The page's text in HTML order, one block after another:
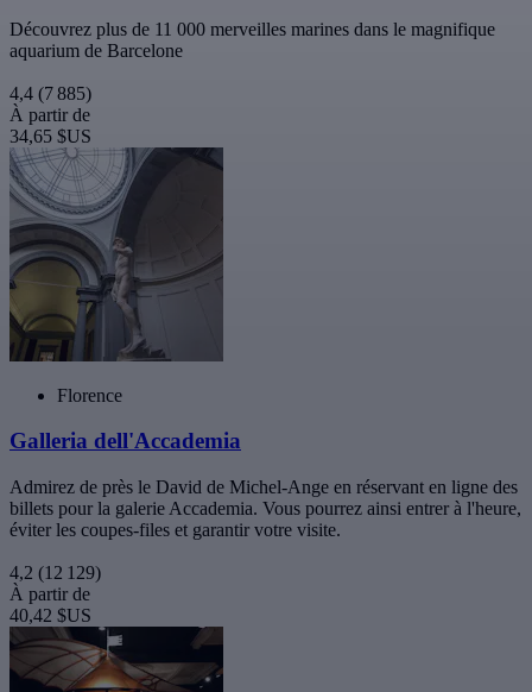
Découvrez plus de 11 000 merveilles marines dans le magnifique
aquarium de Barcelone
4,4 (7 885)
À partir de
34,65 $US
Florence
Galleria dell'Accademia
Admirez de près le David de Michel-Ange en réservant en ligne des
billets pour la galerie Accademia. Vous pourrez ainsi entrer à l'heure,
éviter les coupes-files et garantir votre visite.
4,2 (12 129)
À partir de
40,42 $US